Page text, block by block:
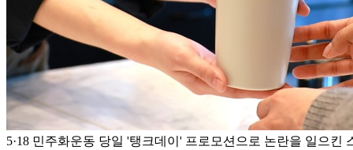
5·18 민주화운동 당일 '탱크데이' 프로모션으로 논란을 일으킨